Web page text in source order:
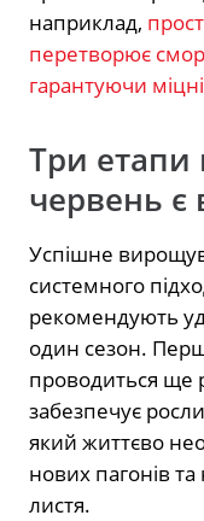
наприклад,
перетворює
гарантуючи
Три етапи
червень
Успішне
системного
рекомендують
один сезон.
проводиться
забезпечує
який життєво
нових пагонів
листя.